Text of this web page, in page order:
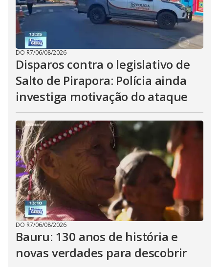
DO R7/06/08/2026
Disparos contra o legislativo de
Salto de Pirapora: Polícia ainda
investiga motivação do ataque
DO R7/06/08/2026
Bauru: 130 anos de história e
novas verdades para descobrir